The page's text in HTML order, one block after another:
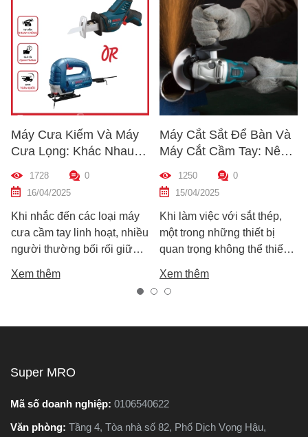
Máy Cưa Kiếm Và Máy
Cưa Lọng: Khác Nhau
Như Thế Nào? Hướng
Dẫn Chọn Máy Phù Hợp
1728
0
16/04/2025
Khi nhắc đến các loại máy
cưa cầm tay linh hoạt, nhiều
người thường bối rối giữa
và máy cưa lọng. Cả hai
nguyên lý hoạt động và ứng
dụng thực tế. Vậy máy cưa
nhau như thế nào? Loại nào
Xem thêm
Máy Cắt Sắt Để Bàn Và
Máy Cắt Cầm Tay: Nên
Chọn Loại Nào Phù Hợp
Nhất?
1250
0
15/04/2025
Khi làm việc với sắt thép,
một trong những thiết bị
quan trọng không thể thiếu
nhiên, trên thị trường hiện
nay có hai dòng phổ biến là
giúp bạn hiểu rõ sự khác
điểm và tư vấn chọn lựa
Xem thêm
Super MRO
Mã số doanh nghiệp: 0106540622
Văn phòng: Tầng 4, Tòa nhà số 82, Phố Dịch Vọng Hậu,